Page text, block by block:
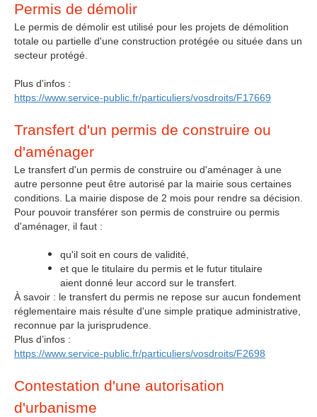
Permis de démolir
Le permis de démolir est utilisé pour les projets de démolition
totale ou partielle d'une construction protégée ou située dans un
secteur protégé.
Plus d'infos :
https://www.service-public.fr/particuliers/vosdroits/F17669
Transfert d'un permis de construire ou
d'aménager
Le transfert d'un permis de construire ou d'aménager à une
autre personne peut être autorisé par la mairie sous certaines
conditions. La mairie dispose de 2 mois pour rendre sa décision.
Pour pouvoir transférer son permis de construire ou permis
d'aménager, il faut :
qu'il soit en cours de validité,
et que le titulaire du permis et le futur titulaire
aient donné leur accord sur le transfert.
À savoir : le transfert du permis ne repose sur aucun fondement
réglementaire mais résulte d'une simple pratique administrative,
reconnue par la jurisprudence.
Plus d’infos :
https://www.service-public.fr/particuliers/vosdroits/F2698
Contestation d'une autorisation
d'urbanisme